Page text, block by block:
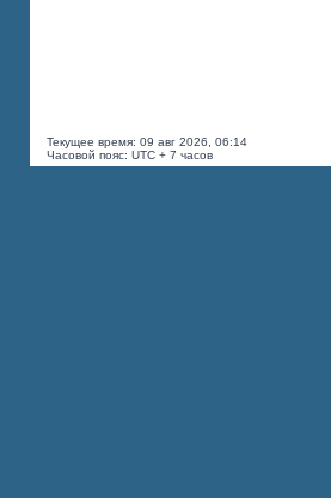
Текущее время: 09 авг 2026, 06:14
Часовой пояс: UTC + 7 часов